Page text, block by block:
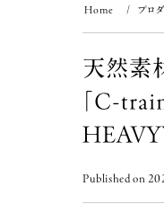
Home プロ
天然素
「C-
Published on